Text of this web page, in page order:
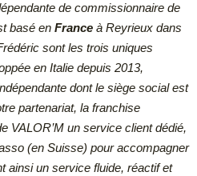
de commissionnaire de
basé en France à Reyrieux dans
sont les trois uniques
en Italie depuis 2013,
dont le siège social est
partenariat, la franchise
VALOR’M un service client dédié,
(en Suisse) pour accompagner
ainsi un service fluide, réactif et